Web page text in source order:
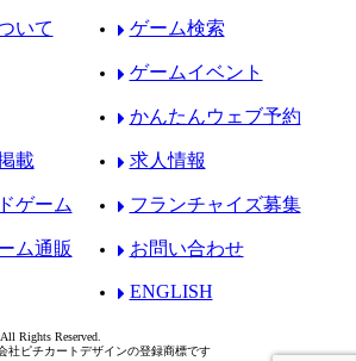
いて ゲーム検索
ゲームイベント
かんたんウェブ予約
載 求人情報
ゲーム フランチャイズ募集
ム通販 お問い合わせ
ENGLISH
Rights Reserved.
社ピチカートデザインの登録商標です